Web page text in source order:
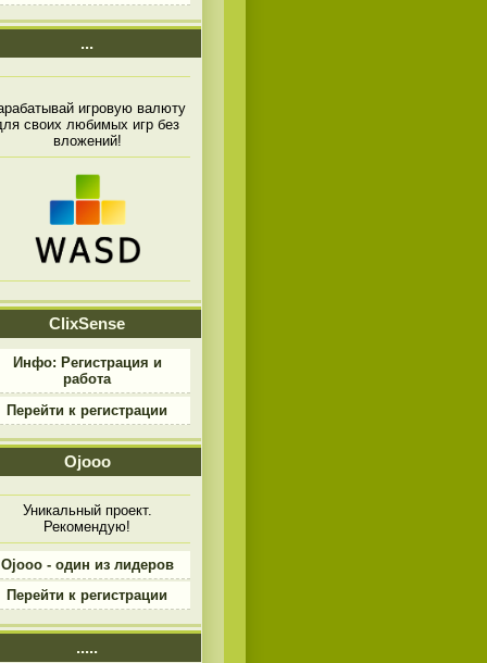
...
игровую валюту
своих любимых игр без
вложений!
ClixSense
Инфо: Регистрация и
работа
Перейти к регистрации
Ojooo
Уникальный проект.
Рекомендую!
Ojooo - один из лидеров
Перейти к регистрации
.....